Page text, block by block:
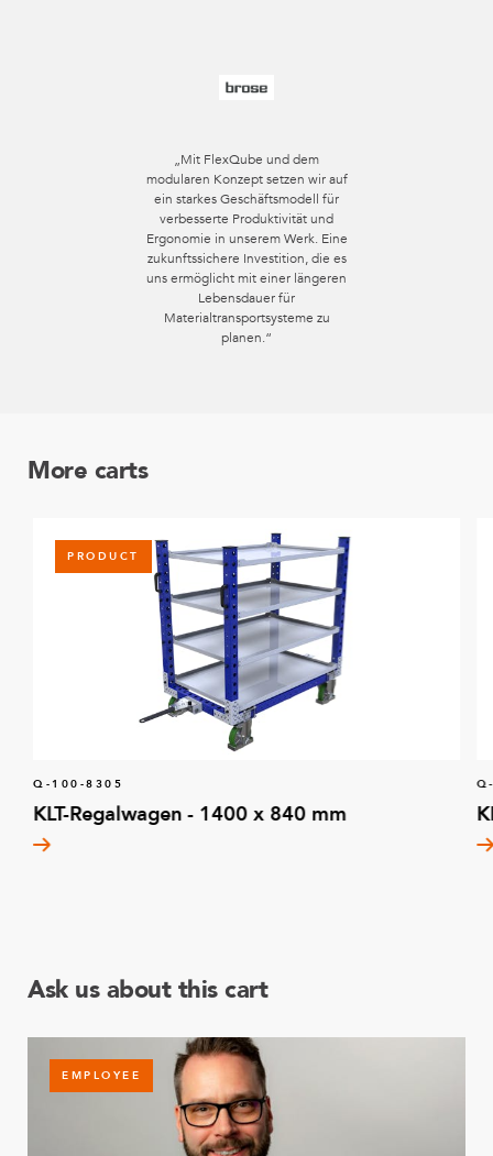
„Mit FlexQube und dem
modularen Konzept setzen wir auf
ein starkes Geschäftsmodell für
verbesserte Produktivität und
Ergonomie in unserem Werk. Eine
zukunftssichere Investition, die es
uns ermöglicht mit einer längeren
Lebensdauer für
Materialtransportsysteme zu
planen.“
More carts
PRODUCT
Q-100-8305
KLT-Regalwagen - 1400 x 840 mm
Ask us about this cart
EMPLOYEE